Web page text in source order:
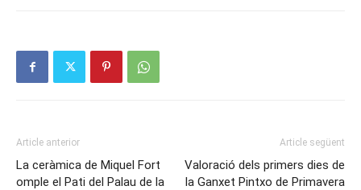
Article anterior
La ceràmica de Miquel Fort
omple el Pati del Palau de la
Article següent
Valoració dels primers dies de
la Ganxet Pintxo de Primavera